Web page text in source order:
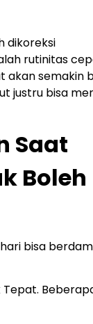
dikoreksi
rutinitas
akan semakin
justru bisa
Saat
Boleh
bisa
Tepat.